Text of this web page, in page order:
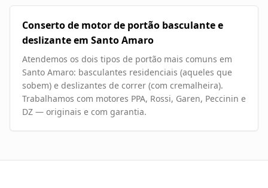
Conserto de motor de portão basculante e
deslizante em Santo Amaro
Atendemos os dois tipos de portão mais comuns em
Santo Amaro: basculantes residenciais (aqueles que
sobem) e deslizantes de correr (com cremalheira).
Trabalhamos com motores PPA, Rossi, Garen, Peccinin e
DZ — originais e com garantia.